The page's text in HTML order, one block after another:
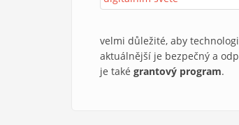
velmi důležité, aby
aktuálnější je bezpečný a
je také grantový program.